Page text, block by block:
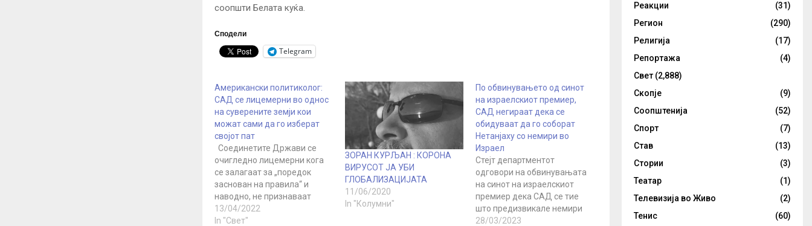
соопшти Белата куќа.
Сподели
Telegram
Американски политиколог:
САД се лицемерни во однос
на суверените земји кои
можат сами да го изберат
својот пат
Соединетите Држави се
очигледно лицемерни кога
се залагаат за „поредок
заснован на правила“ и
наводно, не признаваат
никакви „сфери на влијание“,
пишува американскиот
13/04/2022
In "Свет"
ЗОРАН КУРЉАН : КОРОНА
ВИРУСОТ ЈА УБИ
ГЛОБАЛИЗАЦИЈАТА
11/06/2020
In "Колумни"
По обвинувањето од синот
на израелскиот премиер,
САД негираат дека се
обидуваат да го соборат
Нетанјаху со немири во
Израел
Стејт департментот
одговори на обвинувањата
на синот на израелскиот
премиер дека САД се тие
што предизвикале немири
во земјата за да го сменат
28/03/2023
Реакции
(31)
Регион
(290)
Религија
(17)
Репортажа
(4)
Свет (2,888)
Скопје
(9)
Соопштенија
(52)
Спорт
(7)
Став
(13)
Стории
(3)
Театар
(1)
Телевизија во Живо
(2)
Тенис
(60)